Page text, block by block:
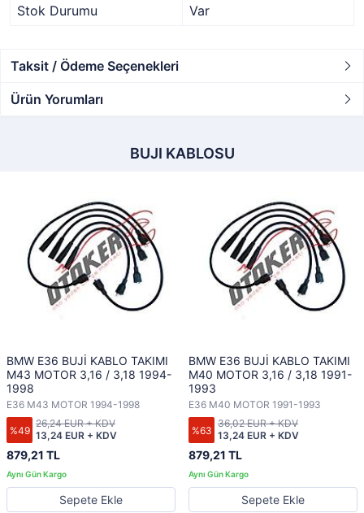
Stok Durumu
Var
Taksit / Ödeme Seçenekleri
Ürün Yorumları
BUJI KABLOSU
BMW E36 BUJİ KABLO TAKIMI
M43 MOTOR 3,16 / 3,18 1994-
1998
E36 M43 MOTOR 1994-1998
%49
879,21 TL
13,24 EUR + KDV
26,24 EUR + KDV
Sepete Ekle
BMW E36 BUJİ KABLO TAKIMI
M40 MOTOR 3,16 / 3,18 1991-
1993
E36 M40 MOTOR 1991-1993
%63
879,21 TL
13,24 EUR + KDV
36,02 EUR + KDV
Sepete Ekle